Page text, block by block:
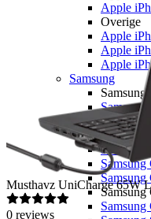
Apple
Overige
Apple
Apple
Apple
Samsung
Musthavz UniCharge 65W
0 reviews